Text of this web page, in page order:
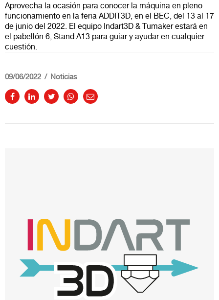
Aprovecha la ocasión para conocer la máquina en pleno
funcionamiento en la feria ADDIT3D, en el BEC, del 13 al 17
de junio del 2022. El equipo Indart3D & Tumaker estará en
el pabellón 6, Stand A13 para guiar y ayudar en cualquier
cuestión.
09/06/2022 Noticias